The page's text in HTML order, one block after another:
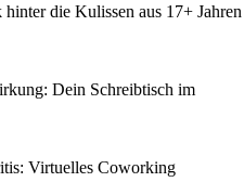
die Kulissen aus 17+ Jahren
Dein Schreibtisch im
Virtuelles Coworking